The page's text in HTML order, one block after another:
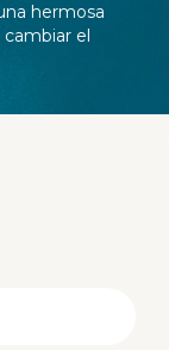
hermosa
el